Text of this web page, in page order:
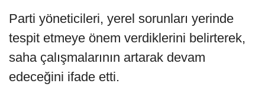
Parti yöneticileri, yerel sorunları yerinde
tespit etmeye önem verdiklerini belirterek,
saha çalışmalarının artarak devam
edeceğini ifade etti.